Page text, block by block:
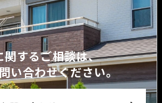
関するご相談は、
い合わせください。